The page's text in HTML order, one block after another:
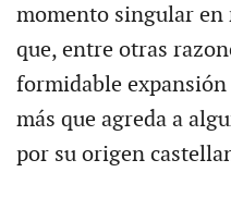
momento singular
que, entre otras
formidable
más que agreda a
por su origen